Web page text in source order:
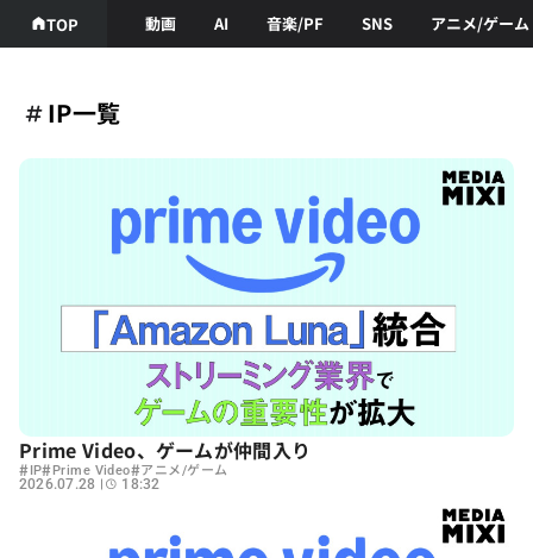
TOP 動画 AI 音楽/PF SNS アニメ/ゲーム
IP一覧
Prime Video、ゲームが仲間入り
#IP#Prime Video#アニメ/ゲーム
2026.07.28 18:32